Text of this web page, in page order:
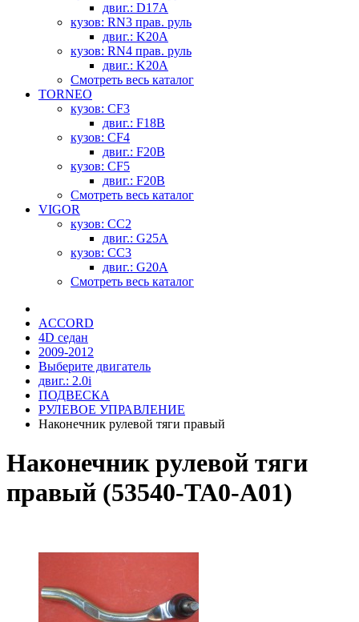
двиг.: D17A
кузов: RN3 прав. руль
двиг.: K20A
кузов: RN4 прав. руль
двиг.: K20A
Смотреть весь каталог
TORNEO
кузов: CF3
двиг.: F18B
кузов: CF4
двиг.: F20B
кузов: CF5
двиг.: F20B
Смотреть весь каталог
VIGOR
кузов: CC2
двиг.: G25A
кузов: CC3
двиг.: G20A
Смотреть весь каталог
ACCORD
4D седан
2009-2012
Выберите двигатель
двиг.: 2.0i
ПОДВЕСКА
РУЛЕВОЕ УПРАВЛЕНИЕ
Наконечник рулевой тяги правый
Наконечник рулевой тяги
правый (53540-TA0-A01)